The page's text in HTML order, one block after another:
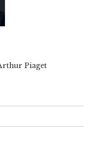
Piaget